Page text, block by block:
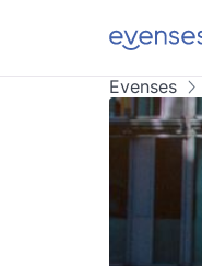
Evenses